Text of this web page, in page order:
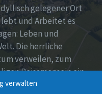
verwalten
gelegener Ort
lebt und Arbeitet es
Leben und
Die herrliche
verweilen, zum
Beisamensein ein.
Vereinsleben